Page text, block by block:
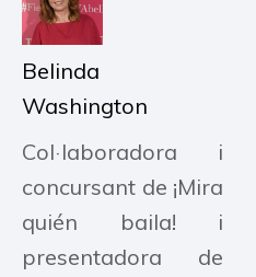
Belinda
Washington
Col·laboradora i
concursant de ¡Mira
quién baila! i
presentadora de